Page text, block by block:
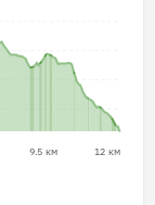
9.5 км 12 км